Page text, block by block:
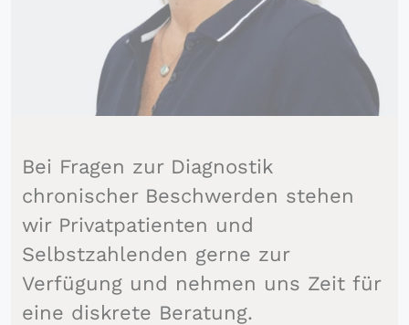
Bei Fragen zur Diagnostik
chronischer Beschwerden stehen
wir Privatpatienten und
Selbstzahlenden gerne zur
Verfügung und nehmen uns Zeit für
eine diskrete Beratung.